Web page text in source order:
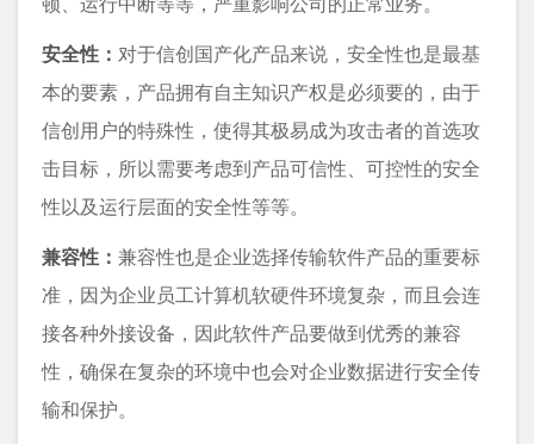
安全性： 对于信创国产化产品来说，安全性也是最基
本的要素，产品拥有自主知识产权是必须要的，由于
信创用户的特殊性，使得其极易成为攻击者的首选攻
击目标，所以需要考虑到产品可信性、可控性的安全
性以及运行层面的安全性等等。
兼容性： 兼容性也是企业选择传输软件产品的重要标
准，因为企业员工计算机软硬件环境复杂，而且会连
接各种外接设备，因此软件产品要做到优秀的兼容
性，确保在复杂的环境中也会对企业数据进行安全传
输和保护。